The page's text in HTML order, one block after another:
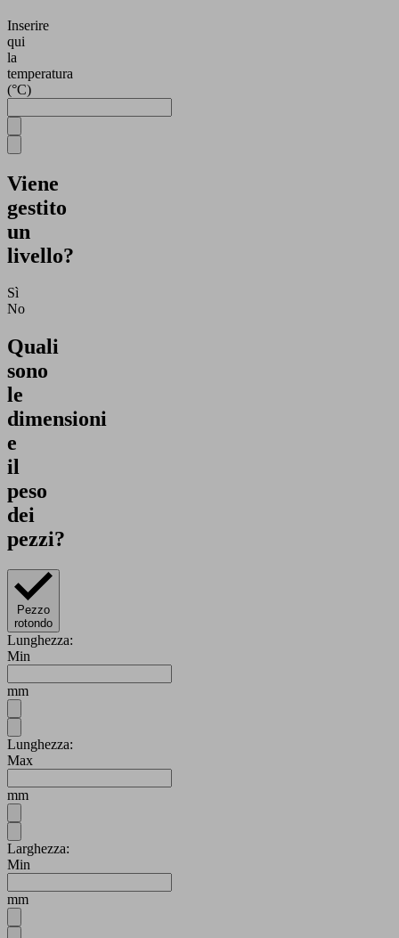
Inserire
qui
la
temperatura
(°C)
Viene
gestito
un
livello?
Sì
No
Quali
sono
le
dimensioni
e
il
peso
dei
pezzi?
Pezzo
rotondo
Lunghezza:
Min
mm
Lunghezza:
Max
mm
Larghezza:
Min
mm